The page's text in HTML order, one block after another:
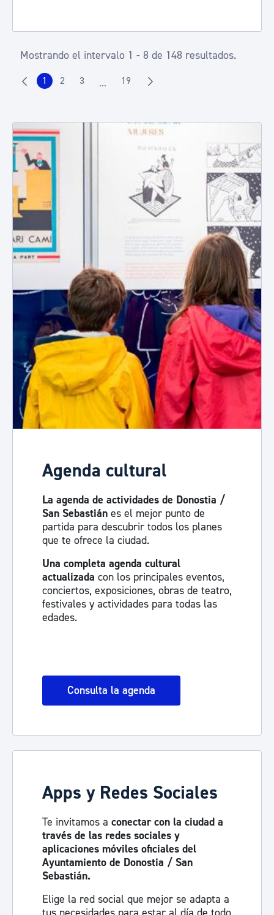
Mostrando el intervalo 1 - 8 de 148 resultados.
Página
1 Página
2 Página
3 ...Páginas intermedias Use TAB para
Página
19
Agenda cultural
La agenda de actividades de Donostia /
San Sebastián es el mejor punto de
partida para descubrir todos los planes
que te ofrece la ciudad.
Una completa agenda cultural
actualizada con los principales eventos,
conciertos, exposiciones, obras de teatro,
festivales y actividades para todas las
edades.
Consulta la agenda
Apps y Redes Sociales
Te invitamos a conectar con la ciudad a
través de las redes sociales y
aplicaciones móviles oficiales del
Ayuntamiento de Donostia / San
Sebastián.
Elige la red social que mejor se adapta a